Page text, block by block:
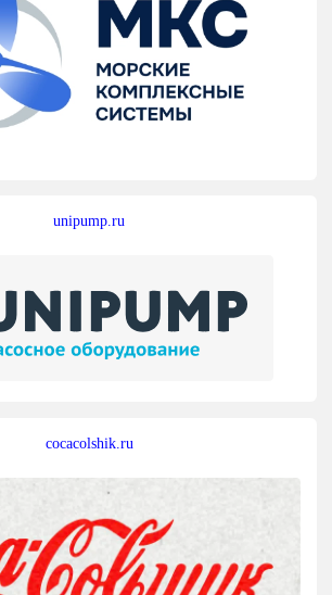
unipump.ru
cocacolshik.ru